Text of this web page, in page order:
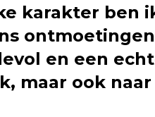
karakter ben
en een
maar ook